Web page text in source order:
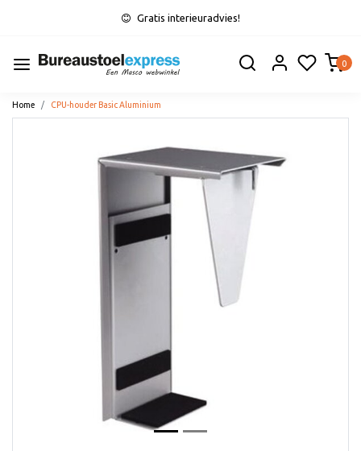
Gratis interieuradvies!
0
Home CPU-houder Basic Aluminium